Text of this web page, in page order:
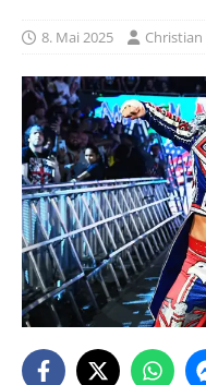
8. Mai 2025 Christian